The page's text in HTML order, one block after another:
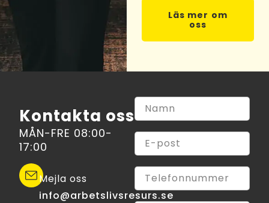
Läs mer om
oss
Kontakta oss
MÅN-FRE 08:00-
17:00
Mejla oss
info@arbetslivsresurs.se​